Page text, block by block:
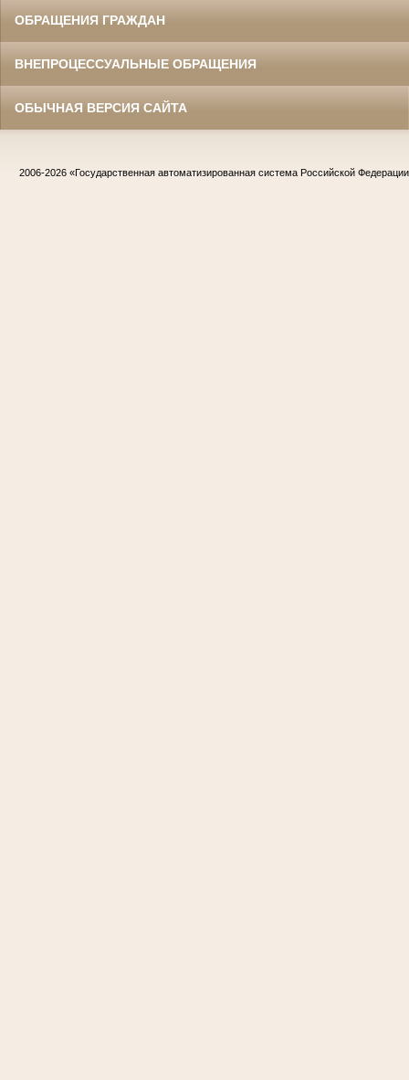
ОБРАЩЕНИЯ ГРАЖДАН
ВНЕПРОЦЕССУАЛЬНЫЕ ОБРАЩЕНИЯ
ОБЫЧНАЯ ВЕРСИЯ САЙТА
2006-2026 «Государственная автоматизированная система Российской